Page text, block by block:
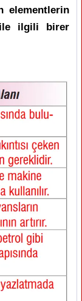
elementlerin
ile ilgili birer